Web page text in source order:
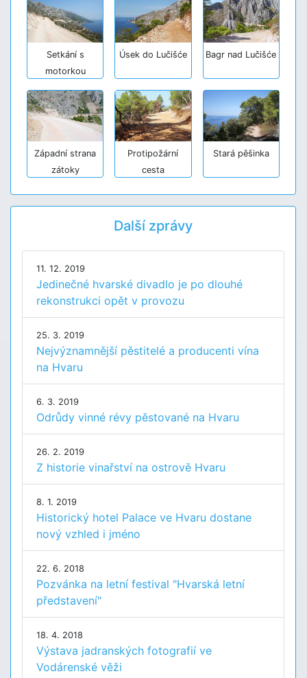
Setkání s
motorkou
Úsek do Lučišće Bagr nad Lučišće
Západní strana
zátoky
Protipožární
cesta
Stará pěšinka
Další zprávy
11. 12. 2019
Jedinečné hvarské divadlo je po dlouhé
rekonstrukci opět v provozu
25. 3. 2019
Nejvýznamnější pěstitelé a producenti vína
na Hvaru
6. 3. 2019
Odrůdy vinné révy pěstované na Hvaru
26. 2. 2019
Z historie vinařství na ostrově Hvaru
8. 1. 2019
Historický hotel Palace ve Hvaru dostane
nový vzhled i jméno
22. 6. 2018
Pozvánka na letní festival "Hvarská letní
představení"
18. 4. 2018
Výstava jadranských fotografií ve
Vodárenské věži